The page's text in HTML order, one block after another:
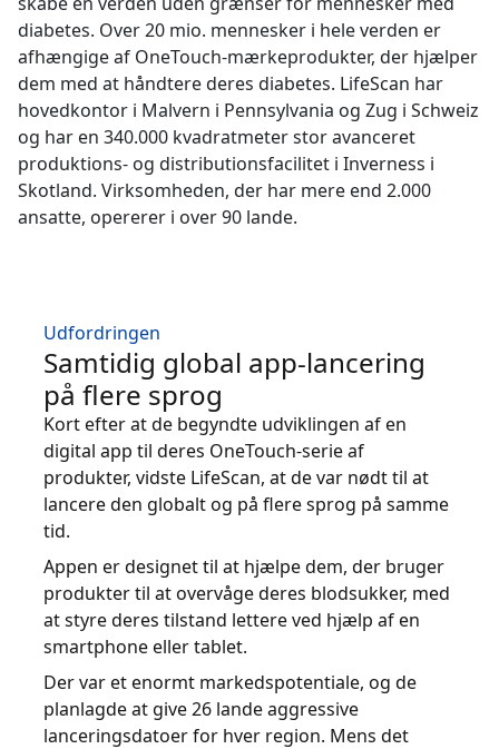
Fremstillingsindustrien
Finans
Juridisk
Offentlige Institutioner
Alle brancher
diabetes. Over 20 mio. mennesker i hele verden er
afhængige af OneTouch-mærkeprodukter, der hjælper
dem med at håndtere deres diabetes. LifeScan har
hovedkontor i Malvern i Pennsylvania og Zug i Schweiz
og har en 340.000 kvadratmeter stor avanceret
produktions- og distributionsfacilitet i Inverness i
Skotland. Virksomheden, der har mere end 2.000
ansatte, opererer i over 90 lande.
Udfordringen
Samtidig global app-lancering
på flere sprog
Kort efter at de begyndte udviklingen af en
digital app til deres OneTouch-serie af
produkter, vidste LifeScan, at de var nødt til at
lancere den globalt og på flere sprog på samme
tid.
Appen er designet til at hjælpe dem, der bruger
produkter til at overvåge deres blodsukker, med
at styre deres tilstand lettere ved hjælp af en
smartphone eller tablet.
Der var et enormt markedspotentiale, og de
planlagde at give 26 lande aggressive
lanceringsdatoer for hver region. Mens det